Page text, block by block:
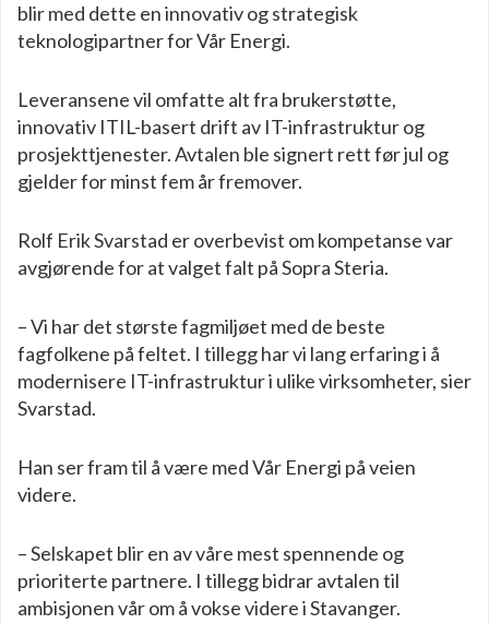
blir med dette en innovativ og strategisk
teknologipartner for Vår Energi.
Leveransene vil omfatte alt fra brukerstøtte,
innovativ ITIL-basert drift av IT-infrastruktur og
prosjekttjenester. Avtalen ble signert rett før jul og
gjelder for minst fem år fremover.
Rolf Erik Svarstad er overbevist om kompetanse var
avgjørende for at valget falt på Sopra Steria.
– Vi har det største fagmiljøet med de beste
fagfolkene på feltet. I tillegg har vi lang erfaring i å
modernisere IT-infrastruktur i ulike virksomheter, sier
Svarstad.
Han ser fram til å være med Vår Energi på veien
videre.
– Selskapet blir en av våre mest spennende og
prioriterte partnere. I tillegg bidrar avtalen til
ambisjonen vår om å vokse videre i Stavanger.